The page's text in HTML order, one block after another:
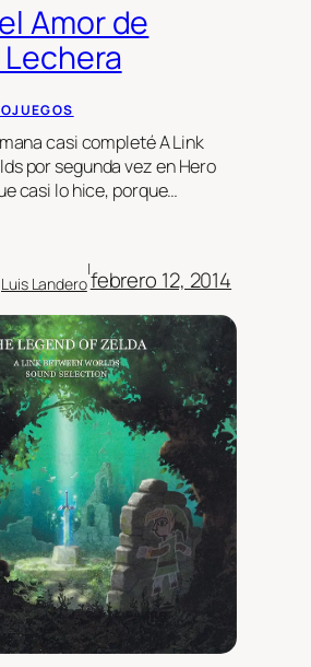
Amor de
casi completé A Link
por segunda vez en Hero
casi lo hice, porque…
Luis Landero
|febrero 12, 2014